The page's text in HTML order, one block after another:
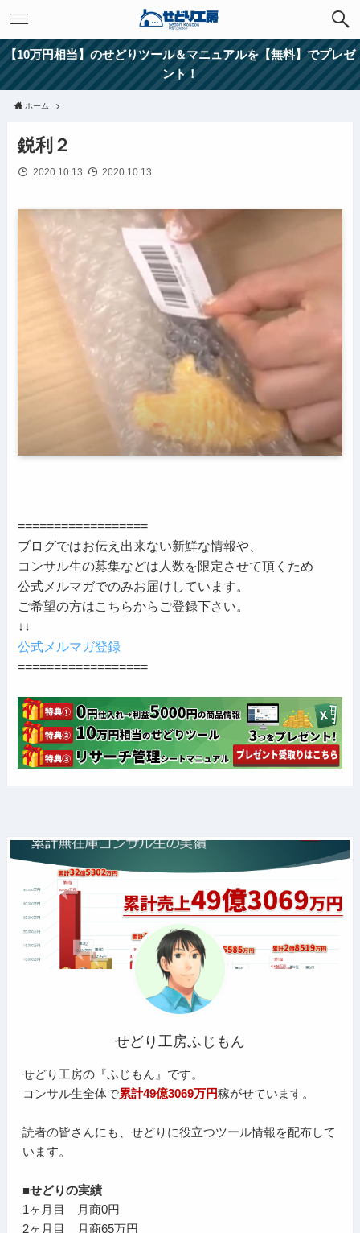
【10万円相当】のせどりツール＆マニュアルを【無料】でプレゼ
ント！
ホーム
鋭利２
2020.10.13 2020.10.13
==================
ブログではお伝え出来ない新鮮な情報や、
コンサル生の募集などは人数を限定させて頂くため
公式メルマガでのみお届けしています。
ご希望の方はこちらからご登録下さい。
↓↓
公式メルマガ登録
==================
せどり工房ふじもん
せどり工房の『ふじもん』です。
コンサル生全体で累計49億3069万円稼がせています。
読者の皆さんにも、せどりに役立つツール情報を配布して
います。
■せどりの実績
1ヶ月目 月商0円
2ヶ月目 月商65万円